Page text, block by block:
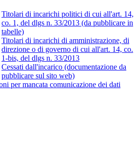
Titolari di incarichi politici di cui all'art. 14,
co. 1, del dlgs n. 33/2013 (da pubblicare in
tabelle)
Titolari di incarichi di amministrazione, di
direzione o di governo di cui all'art. 14, co.
1-bis, del dlgs n. 33/2013
Cessati dall'incarico (documentazione da
pubblicare sul sito web)
per mancata comunicazione dei dati